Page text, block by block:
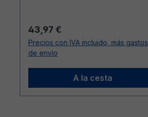
Precio normal:
43,97 €
Precios con IVA incluido, más gastos
de envío
A la cesta